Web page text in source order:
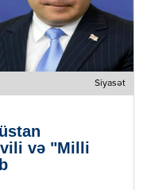
Siyasət
və "Milli